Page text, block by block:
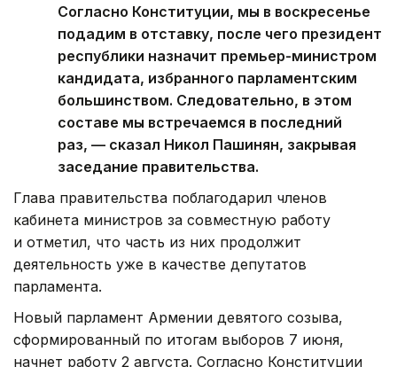
Согласно Конституции, мы в воскресенье
подадим в отставку, после чего президент
республики назначит премьер-министром
кандидата, избранного парламентским
большинством. Следовательно, в этом
составе мы встречаемся в последний
раз, — сказал Никол Пашинян, закрывая
заседание правительства.
Глава правительства поблагодарил членов
кабинета министров за совместную работу
и отметил, что часть из них продолжит
деятельность уже в качестве депутатов
парламента.
Новый парламент Армении девятого созыва,
сформированный по итогам выборов 7 июня,
начнет работу 2 августа. Согласно Конституции